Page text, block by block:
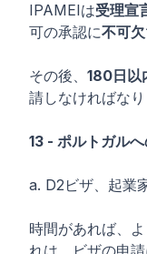
IPAMEIは受理宣
可の承認に不可欠
その後、 180日以
請しなければなり
13 - ポルトガル
a. D2ビザ、起業
時間があれば、